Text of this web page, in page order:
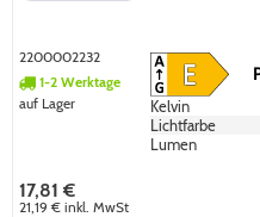
2200002232
1-2 Werktage
auf Lager
Kelvin
Lichtfarbe
Lumen
17,81 €
21,19 €inkl. MwSt